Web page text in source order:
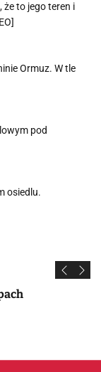
że to jego teren i
Ormuz. W tle
pod
osiedlu.